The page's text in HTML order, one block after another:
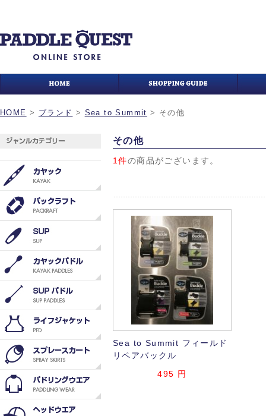
HOME > ブランド > Sea to Summit > その他
その他
1件の商品がございます。
Sea to Summit フィールド
リペアバックル
495 円